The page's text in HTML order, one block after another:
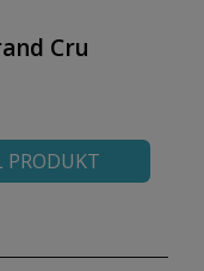
Cru
PRODUKT